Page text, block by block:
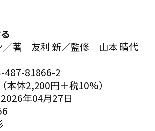
／著 友利 新／監修 山本 晴代
487-81866-2
本体2,200円＋税10%）
年04月27日